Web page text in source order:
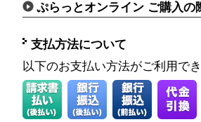
ぷらっとオンライン ご購入の
支払方法について
以下のお支払い方法がご利用で